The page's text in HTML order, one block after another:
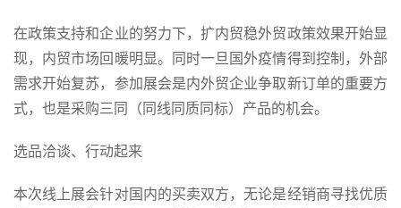
在政策支持和企业的努力下，扩内贸稳外贸政策效果开始显
现，内贸市场回暖明显。同时一旦国外疫情得到控制，外部
需求开始复苏，参加展会是内外贸企业争取新订单的重要方
式，也是采购三同（同线同质同标）产品的机会。
选品洽谈、行动起来
本次线上展会针对国内的买卖双方，无论是经销商寻找优质